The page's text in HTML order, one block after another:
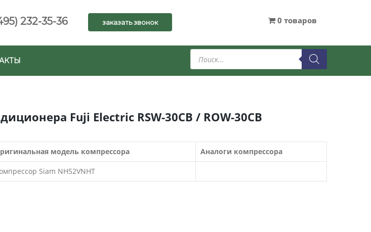
232-35-36 заказать звонок 0 товаров
Поиск
товаров
Fuji Electric RSW-30CB / ROW-30CB
модель компрессора Аналоги компрессора
Siam NH52VNHT